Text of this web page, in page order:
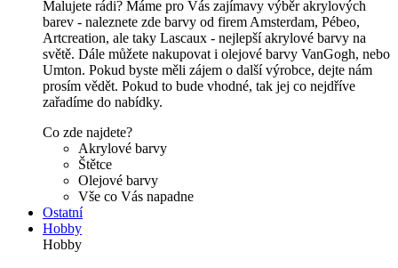
Malujete rádi? Máme pro Vás zajímavy výběr akrylových
barev - naleznete zde barvy od firem Amsterdam, Pébeo,
Artcreation, ale taky Lascaux - nejlepší akrylové barvy na
světě. Dále můžete nakupovat i olejové barvy VanGogh, nebo
Umton. Pokud byste měli zájem o další výrobce, dejte nám
prosím vědět. Pokud to bude vhodné, tak jej co nejdříve
zařadíme do nabídky.
Co zde najdete?
Akrylové barvy
Štětce
Olejové barvy
Vše co Vás napadne
Ostatní
Hobby
Hobby